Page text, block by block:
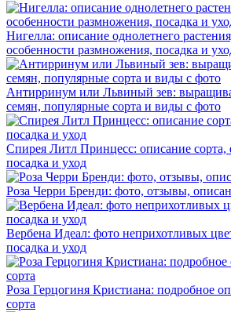
Нигелла: описание однолетнего
особенности размножения, посадка и
Антирринум или Львиный зев:
семян, популярные сорта и виды с фото
Спирея Литл Принцесс: описание сорта,
посадка и уход
Роза Черри Бренди: фото, отзывы,
Вербена Идеал: фото неприхотливых
посадка и уход
Роза Герцогиня Кристиана: подробное
сорта